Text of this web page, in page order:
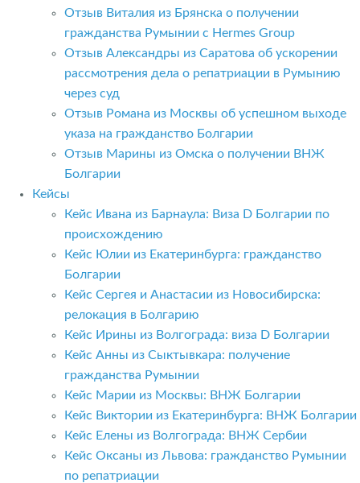
Отзыв Виталия из Брянска о получении
гражданства Румынии с Hermes Group
Отзыв Александры из Саратова об ускорении
рассмотрения дела о репатриации в Румынию
через суд
Отзыв Романа из Москвы об успешном выходе
указа на гражданство Болгарии
Отзыв Марины из Омска о получении ВНЖ
Болгарии
Кейсы
Кейс Ивана из Барнаула: Виза D Болгарии по
происхождению
Кейс Юлии из Екатеринбурга: гражданство
Болгарии
Кейс Сергея и Анастасии из Новосибирска:
релокация в Болгарию
Кейс Ирины из Волгограда: виза D Болгарии
Кейс Анны из Сыктывкара: получение
гражданства Румынии
Кейс Марии из Москвы: ВНЖ Болгарии
Кейс Виктории из Екатеринбурга: ВНЖ Болгарии
Кейс Елены из Волгограда: ВНЖ Сербии
Кейс Оксаны из Львова: гражданство Румынии
по репатриации